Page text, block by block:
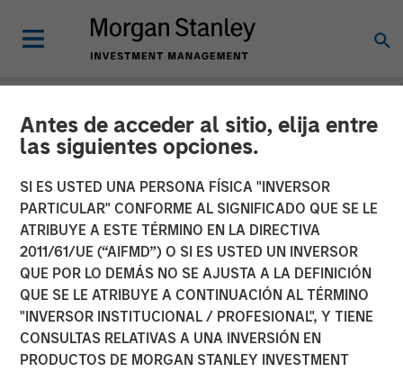
Antes de acceder al sitio, elija entre
las siguientes opciones.
SI ES USTED UNA PERSONA FÍSICA "INVERSOR
PARTICULAR" CONFORME AL SIGNIFICADO QUE SE LE
ATRIBUYE A ESTE TÉRMINO EN LA DIRECTIVA
2011/61/UE (“AIFMD”) O SI ES USTED UN INVERSOR
QUE POR LO DEMÁS NO SE AJUSTA A LA DEFINICIÓN
QUE SE LE ATRIBUYE A CONTINUACIÓN AL TÉRMINO
"INVERSOR INSTITUCIONAL / PROFESIONAL", Y TIENE
CONSULTAS RELATIVAS A UNA INVERSIÓN EN
PRODUCTOS DE MORGAN STANLEY INVESTMENT
TALES FROM THE EMERGING WORLD INSIGHTS
Video: The Demographic
Barbell
08 DICIEMBRE 2025